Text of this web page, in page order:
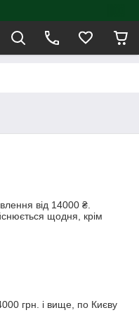
від 14000 ₴.
щодня, крім
грн. і вище, по Києву